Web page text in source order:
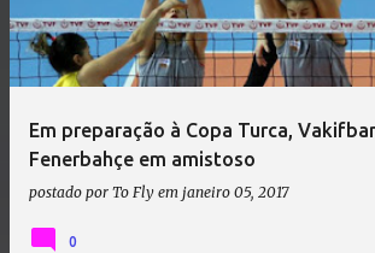
a
g
Em preparação à Copa Turca,
Fenerbahçe em amistoso
postado por To Fly em janeiro 05, 2017
0